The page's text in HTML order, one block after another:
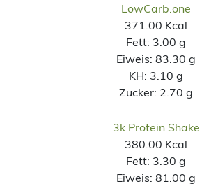
LowCarb.one
371.00 Kcal
Fett: 3.00 g
Eiweis: 83.30 g
KH: 3.10 g
Zucker: 2.70 g
3k Protein Shake
380.00 Kcal
Fett: 3.30 g
Eiweis: 81.00 g